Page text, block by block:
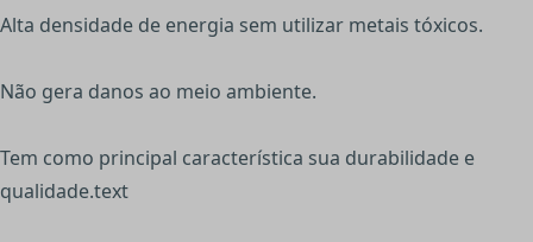
Alta densidade de energia sem utilizar metais tóxicos.
Não gera danos ao meio ambiente.
Tem como principal característica sua durabilidade e
qualidade.text